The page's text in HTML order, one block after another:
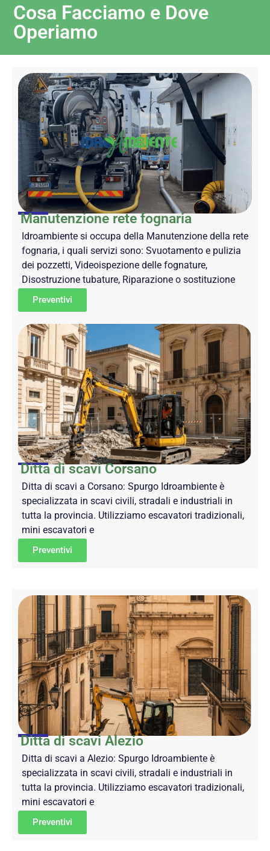
Cosa Facciamo e Dove
Operiamo
Manutenzione rete fognaria
Idroambiente si occupa della Manutenzione della rete
fognaria, i quali servizi sono: Svuotamento e pulizia
dei pozzetti, Videoispezione delle fognature,
Disostruzione tubature, Riparazione o sostituzione
Preventivi
Ditta di scavi Corsano
Ditta di scavi a Corsano: Spurgo Idroambiente è
specializzata in scavi civili, stradali e industriali in
tutta la provincia. Utilizziamo escavatori tradizionali,
mini escavatori e
Preventivi
Ditta di scavi Alezio
Ditta di scavi a Alezio: Spurgo Idroambiente è
specializzata in scavi civili, stradali e industriali in
tutta la provincia. Utilizziamo escavatori tradizionali,
mini escavatori e
Preventivi